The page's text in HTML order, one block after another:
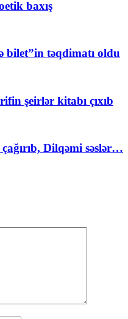
baxış
bilet”in təqdimatı oldu
şeirlər kitabı çıxıb
Dilqəmi səslər…